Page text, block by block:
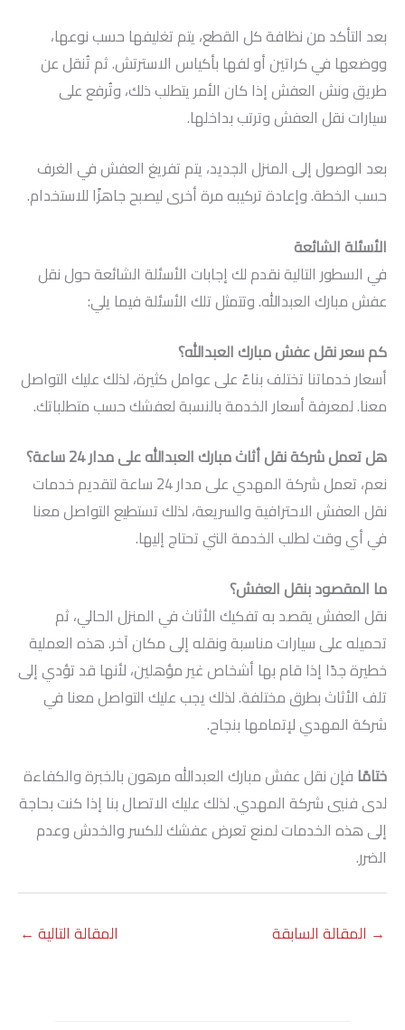
بعد التأكد من نظافة كل القطع، يتم تغليفها حسب نوعها،
ووضعها في كراتين أو لفها بأكياس الاسترتش. ثم تُنقل عن
طريق ونش العفش إذا كان الأمر يتطلب ذلك، وتُرفع على
سيارات نقل العفش وترتب بداخلها.
بعد الوصول إلى المنزل الجديد، يتم تفريغ العفش في الغرف
حسب الخطة. وإعادة تركيبه مرة أخرى ليصبح جاهزًا للاستخدام.
الأسئلة الشائعة
في السطور التالية نقدم لك إجابات الأسئلة الشائعة حول نقل
عفش مبارك العبدالله. وتتمثل تلك الأسئلة فيما يلي:
كم سعر نقل عفش مبارك العبدالله؟
أسعار خدماتنا تختلف بناءً على عوامل كثيرة، لذلك عليك التواصل
معنا. لمعرفة أسعار الخدمة بالنسبة لعفشك حسب متطلباتك.
هل تعمل شركة نقل أثاث مبارك العبدالله على مدار 24 ساعة؟
نعم، تعمل شركة المهدي على مدار 24 ساعة لتقديم خدمات
نقل العفش الاحترافية والسريعة، لذلك تستطيع التواصل معنا
في أي وقت لطلب الخدمة التي تحتاج إليها.
ما المقصود بنقل العفش؟
نقل العفش يقصد به تفكيك الأثاث في المنزل الحالي، ثم
تحميله على سيارات مناسبة ونقله إلى مكان آخر. هذه العملية
خطيرة جدًا إذا قام بها أشخاص غير مؤهلين، لأنها قد تؤدي إلى
تلف الأثاث بطرق مختلفة. لذلك يجب عليك التواصل معنا في
شركة المهدي لإتمامها بنجاح.
ختامًا فإن نقل عفش مبارك العبدالله مرهون بالخبرة والكفاءة
لدى فنيي شركة المهدي. لذلك عليك الاتصال بنا إذا كنت بحاجة
إلى هذه الخدمات لمنع تعرض عفشك للكسر والخدش وعدم
الضرر.
→ المقالة السابقة المقالة التالية ←